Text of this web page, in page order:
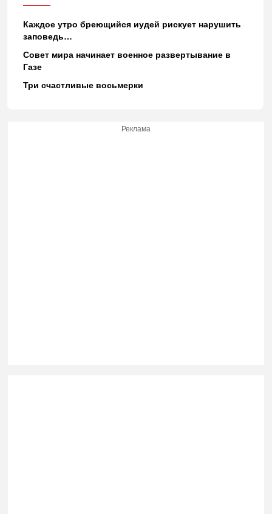
Каждое утро бреющийся иудей рискует нарушить
заповедь…
Совет мира начинает военное развертывание в
Газе
Три счастливые восьмерки
Реклама